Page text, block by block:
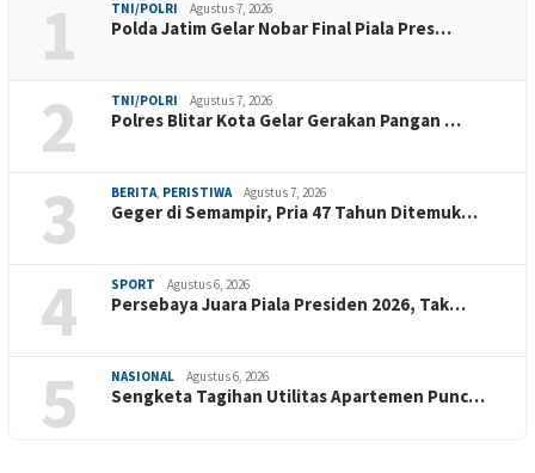
1 TNI/POLRI Agustus 7, 2026
Polda Jatim Gelar Nobar Final Piala Pres…
2 TNI/POLRI Agustus 7, 2026
Polres Blitar Kota Gelar Gerakan Pangan …
3 BERITA PERISTIWA Agustus 7, 2026
Geger di Semampir, Pria 47 Tahun Ditemuk…
4 SPORT Agustus 6, 2026
Persebaya Juara Piala Presiden 2026, Tak…
5 NASIONAL Agustus 6, 2026
Sengketa Tagihan Utilitas Apartemen Punc…